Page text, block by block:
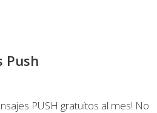
Push
PUSH gratuitos al mes! No